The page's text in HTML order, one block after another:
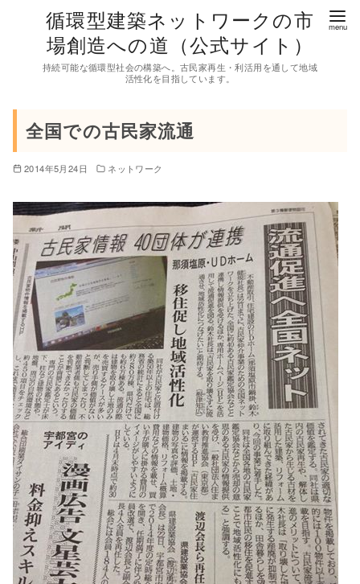
循環型建築ネットワークの市
場創造への道（公式サイト）
持続可能な循環型社会の構築へ。古民家再生・利活用を通して地域
活性化を目指しています。
全国での古民家流通
2014年5月24日 ネットワーク